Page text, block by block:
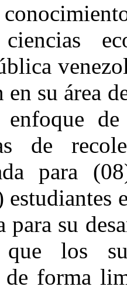
su área
de
para
para su
que los
de forma